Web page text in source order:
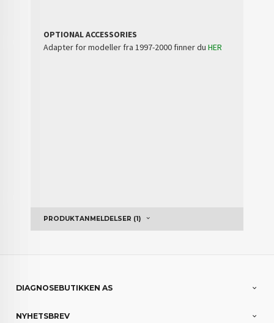
OPTIONAL ACCESSORIES
Adapter for modeller fra 1997-2000 finner duHER
PRODUKTANMELDELSER (1)
DIAGNOSEBUTIKKEN AS
NYHETSBREV